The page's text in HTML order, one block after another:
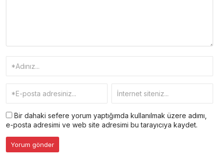
Bir dahaki sefere yorum yaptığımda kullanılmak üzere adımı,
e-posta adresimi ve web site adresimi bu tarayıcıya kaydet.